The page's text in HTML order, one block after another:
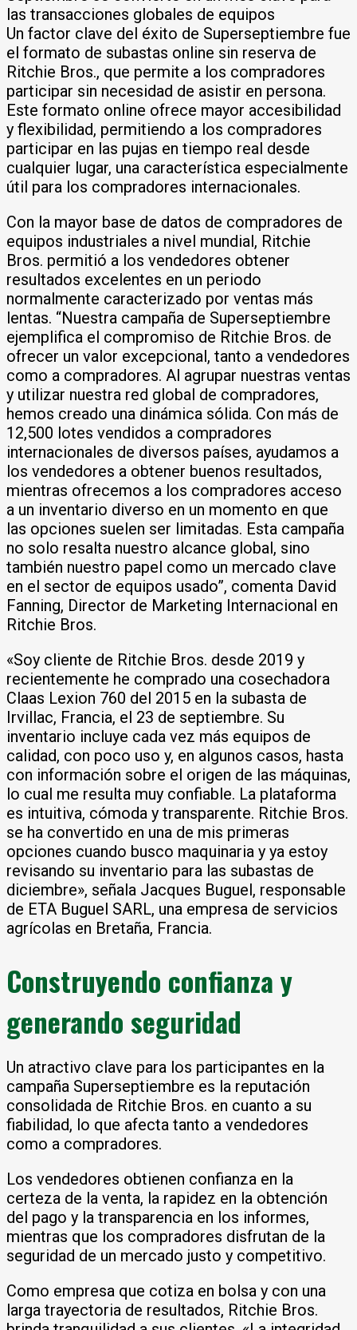
las transacciones globales de equipos
Un factor clave del éxito de Superseptiembre fue
el formato de subastas online sin reserva de
Ritchie Bros., que permite a los compradores
participar sin necesidad de asistir en persona.
Este formato online ofrece mayor accesibilidad
y flexibilidad, permitiendo a los compradores
participar en las pujas en tiempo real desde
cualquier lugar, una característica especialmente
útil para los compradores internacionales.
Con la mayor base de datos de compradores de
equipos industriales a nivel mundial, Ritchie
Bros. permitió a los vendedores obtener
resultados excelentes en un periodo
normalmente caracterizado por ventas más
lentas. “Nuestra campaña de Superseptiembre
ejemplifica el compromiso de Ritchie Bros. de
ofrecer un valor excepcional, tanto a vendedores
como a compradores. Al agrupar nuestras ventas
y utilizar nuestra red global de compradores,
hemos creado una dinámica sólida. Con más de
12,500 lotes vendidos a compradores
internacionales de diversos países, ayudamos a
los vendedores a obtener buenos resultados,
mientras ofrecemos a los compradores acceso
a un inventario diverso en un momento en que
las opciones suelen ser limitadas. Esta campaña
no solo resalta nuestro alcance global, sino
también nuestro papel como un mercado clave
en el sector de equipos usado”, comenta David
Fanning, Director de Marketing Internacional en
Ritchie Bros.
«Soy cliente de Ritchie Bros. desde 2019 y
recientemente he comprado una cosechadora
Claas Lexion 760 del 2015 en la subasta de
Irvillac, Francia, el 23 de septiembre. Su
inventario incluye cada vez más equipos de
calidad, con poco uso y, en algunos casos, hasta
con información sobre el origen de las máquinas,
lo cual me resulta muy confiable. La plataforma
es intuitiva, cómoda y transparente. Ritchie Bros.
se ha convertido en una de mis primeras
opciones cuando busco maquinaria y ya estoy
revisando su inventario para las subastas de
diciembre», señala Jacques Buguel, responsable
de ETA Buguel SARL, una empresa de servicios
agrícolas en Bretaña, Francia.
Construyendo confianza y
generando seguridad
Un atractivo clave para los participantes en la
campaña Superseptiembre es la reputación
consolidada de Ritchie Bros. en cuanto a su
fiabilidad, lo que afecta tanto a vendedores
como a compradores.
Los vendedores obtienen confianza en la
certeza de la venta, la rapidez en la obtención
del pago y la transparencia en los informes,
mientras que los compradores disfrutan de la
seguridad de un mercado justo y competitivo.
Como empresa que cotiza en bolsa y con una
larga trayectoria de resultados, Ritchie Bros.